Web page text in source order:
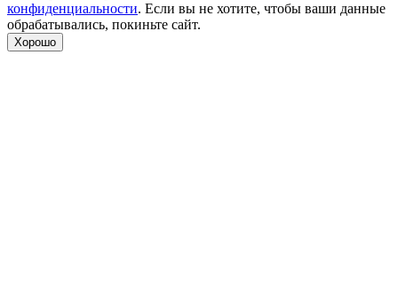
конфиденциальности. Если вы не хотите, чтобы ваши данные
обрабатывались, покиньте сайт.
Хорошо